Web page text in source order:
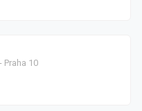
Praha 10